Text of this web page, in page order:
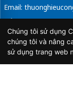
Email:
Tổng Biên Tập: Vũ
Giấy phép hoạt
Thông tin và Truyền
Chúng tôi sử dụng
chúng tôi và nâng
sử dụng trang web